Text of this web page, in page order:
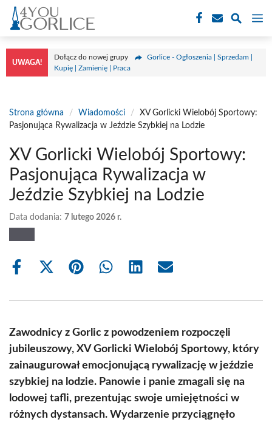
Przejdź
treści
UWAGA!
Dołącz do nowej grupy
Gorlice - Ogłoszenia | Sprzedam |
Kupię | Zamienię | Praca
Strona główna / Wiadomości /
XV Gorlicki Wielobój Sportowy:
Pasjonująca Rywalizacja w Jeździe Szybkiej na Lodzie
XV Gorlicki Wielobój Sportowy:
Pasjonująca Rywalizacja w
Jeździe Szybkiej na Lodzie
Data dodania: 7 lutego 2026 r.
Share
Share
(Twitter)
Share Share Share Share
Zawodnicy z Gorlic z powodzeniem rozpoczęli
jubileuszowy, XV Gorlicki Wielobój Sportowy, który
zainaugurował emocjonującą rywalizację w jeździe
szybkiej na lodzie. Panowie i panie zmagali się na
lodowej tafli, prezentując swoje umiejętności w
różnych dystansach. Wydarzenie przyciągnęło